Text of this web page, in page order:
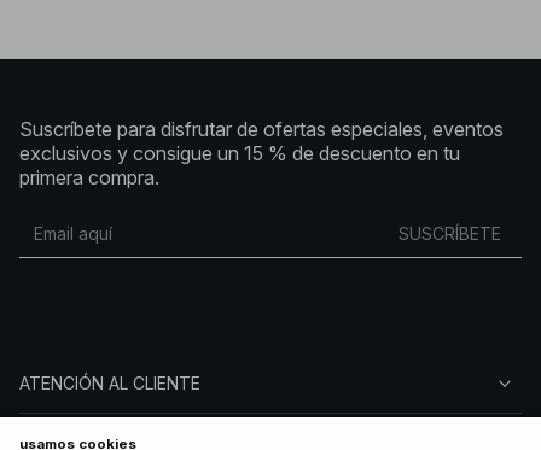
Suscríbete para disfrutar de ofertas especiales, eventos
exclusivos y consigue un 15 % de descuento en tu
primera compra.
SUSCRÍBETE
ATENCIÓN AL CLIENTE
SOBRE NA-KD